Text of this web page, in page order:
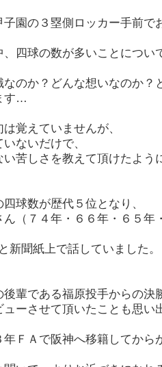
子園の３塁側ロッカー手前で
、四球の数が多いことについ
のか？どんな想いなのか？
す…
覚えていませんが、
ないだけで、
苦しさを教えて頂けたよう
球数が歴代５位となり、
（７４年・６６年・６５年
新聞紙上で話していました。
後輩である福原投手からの決
ューさせて頂いたことも思い
年ＦＡで阪神へ移籍してから